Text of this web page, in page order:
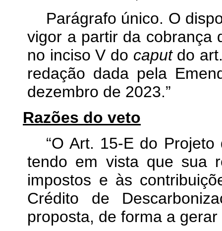
Parágrafo único. O
vigor a partir da cobrança
no inciso V do caputdo
redação dada pela
dezembro de 2023.”
Razões do veto
“O Art. 15-E do
tendo em vista que sua
impostos e às
Crédito de
proposta, de forma a